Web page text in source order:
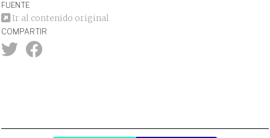
FUENTE
Ir al contenido original
COMPARTIR